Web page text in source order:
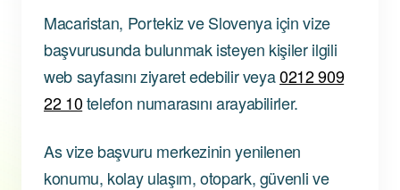
Macaristan, Portekiz ve Slovenya için vize
başvurusunda bulunmak isteyen kişiler ilgili
web sayfasını ziyaret edebilir veya0212 909
22 10telefon numarasını arayabilirler.
As vize başvuru merkezinin yenilenen
konumu, kolay ulaşım, otopark, güvenli ve